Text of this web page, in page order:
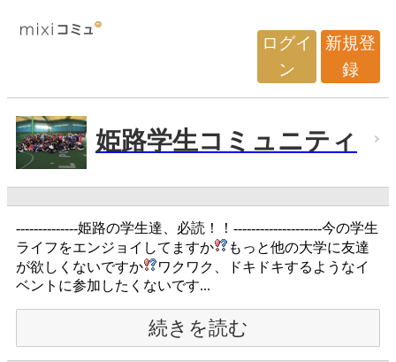
ログイ
ン
新規登
録
姫路学生コミュニティ
--------------姫路の学生達、必読！！--------------------今の学生
ライフをエンジョイしてますか
もっと他の大学に友達
が欲しくないですか
ワクワク、ドキドキするようなイ
ベントに参加したくないです...
続きを読む